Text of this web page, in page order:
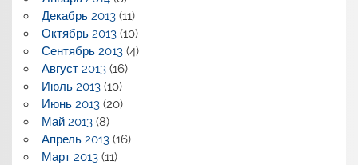
Декабрь 2013(11)
Октябрь 2013(10)
Сентябрь 2013(4)
Август 2013(16)
Июль 2013(10)
Июнь 2013(20)
Май 2013(8)
Апрель 2013(16)
Март 2013(11)